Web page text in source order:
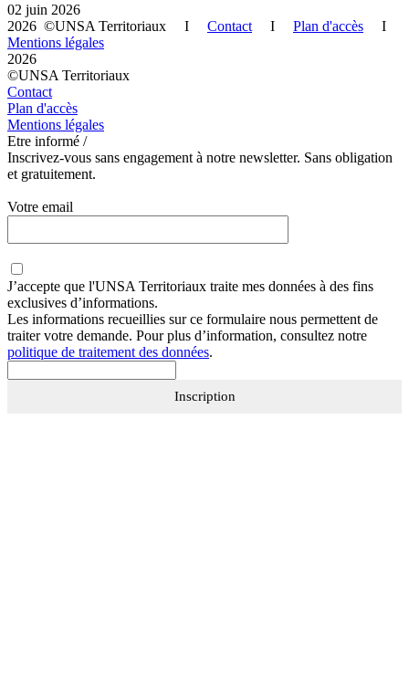
02 juin 2026
2026 ©UNSA Territoriaux I Contact I Plan d'accès I
Mentions légales
2026
©UNSA Territoriaux
Contact
Plan d'accès
Mentions légales
Etre informé /
Inscrivez-vous sans engagement à notre newsletter. Sans obligation
et gratuitement.
Votre email
J’accepte que l'UNSA Territoriaux traite mes données à des fins
exclusives d’informations.
Les informations recueillies sur ce formulaire nous permettent de
traiter votre demande. Pour plus d’information, consultez notre
politique de traitement des données.
Inscription